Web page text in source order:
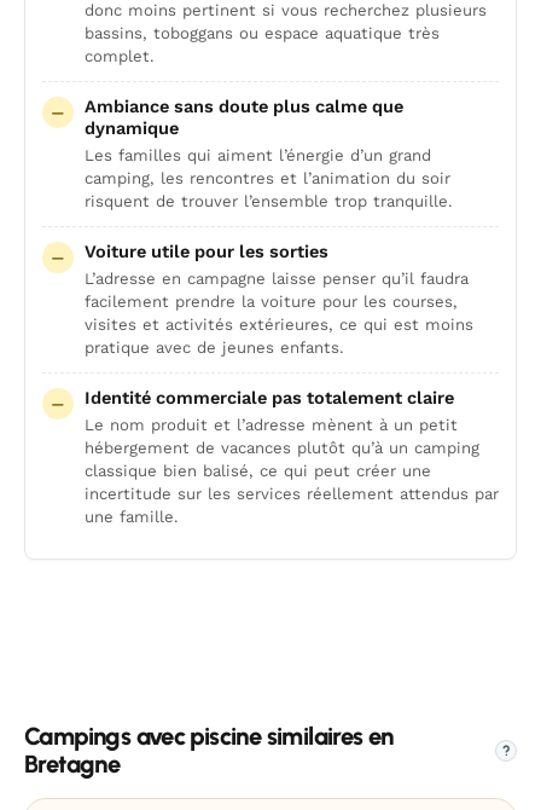
donc moins pertinent si vous recherchez plusieurs
bassins, toboggans ou espace aquatique très
complet.
Ambiance sans doute plus calme que
dynamique
Les familles qui aiment l’énergie d’un grand
camping, les rencontres et l’animation du soir
risquent de trouver l’ensemble trop tranquille.
Voiture utile pour les sorties
L’adresse en campagne laisse penser qu’il faudra
facilement prendre la voiture pour les courses,
visites et activités extérieures, ce qui est moins
pratique avec de jeunes enfants.
Identité commerciale pas totalement claire
Le nom produit et l’adresse mènent à un petit
hébergement de vacances plutôt qu’à un camping
classique bien balisé, ce qui peut créer une
incertitude sur les services réellement attendus par
une famille.
Campings avec piscine similaires en
Bretagne
?